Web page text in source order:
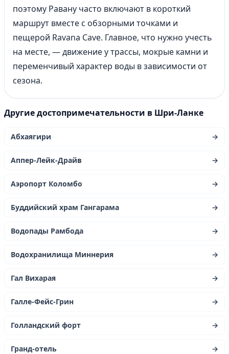
поэтому Равану часто включают в короткий
маршрут вместе с обзорными точками и
пещерой Ravana Cave. Главное, что нужно учесть
на месте, — движение у трассы, мокрые камни и
переменчивый характер воды в зависимости от
сезона.
Другие достопримечательности в Шри-Ланке
Абхаягири →
Аппер-Лейк-Драйв →
Аэропорт Коломбо →
Буддийский храм Гангарама →
Водопады Рамбода →
Водохранилища Миннерия →
Гал Вихарая →
Галле-Фейс-Грин →
Голландский форт →
Гранд-отель →